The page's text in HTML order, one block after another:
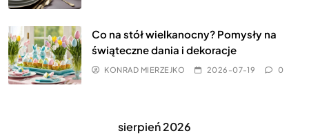
Co na stół wielkanocny? Pomysły na
świąteczne dania i dekoracje
KONRAD MIERZEJKO 2026-07-19 0
sierpień 2026